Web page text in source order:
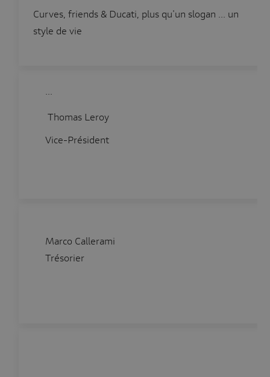
Curves, friends & Ducati, plus qu'un slogan ... un
style de vie
Thomas Leroy
Vice-Président
Marco Callerami
Trésorier